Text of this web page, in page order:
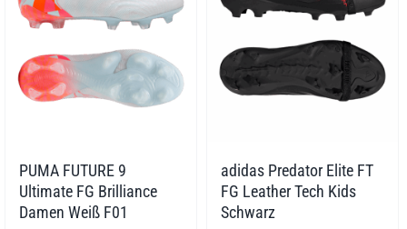
PUMA FUTURE 9
Ultimate FG Brilliance
Damen Weiß F01
adidas Predator Elite FT
FG Leather Tech Kids
Schwarz